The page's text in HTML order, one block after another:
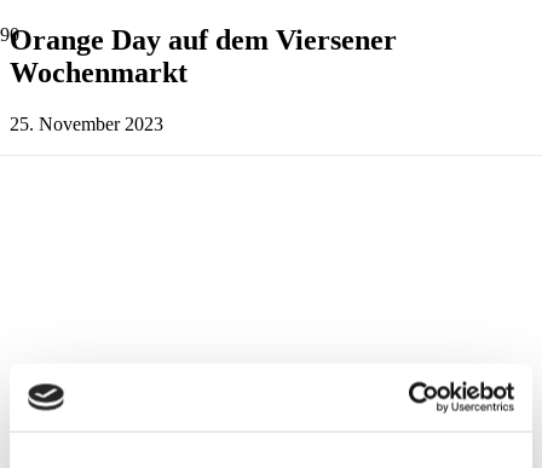
Orange Day auf dem Viersener
Wochenmarkt
25. November 2023